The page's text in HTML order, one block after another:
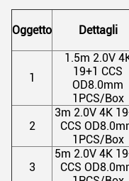
Oggetto Dettagli
1
1.5m 2.0V
19+1 CCS
OD8.0mm
1PCS/Box
2
3m 2.0V 4K
CCS
1PCS/Box
3
5m 2.0V 4K
CCS